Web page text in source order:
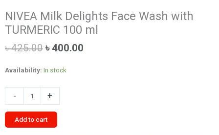
NIVEA Milk Delights Face Wash with
TURMERIC 100 ml
৳425.00 Original
was:
৳ 400.00
Availability: In stock
-
Milk
Delights
Face
+
Add to cart